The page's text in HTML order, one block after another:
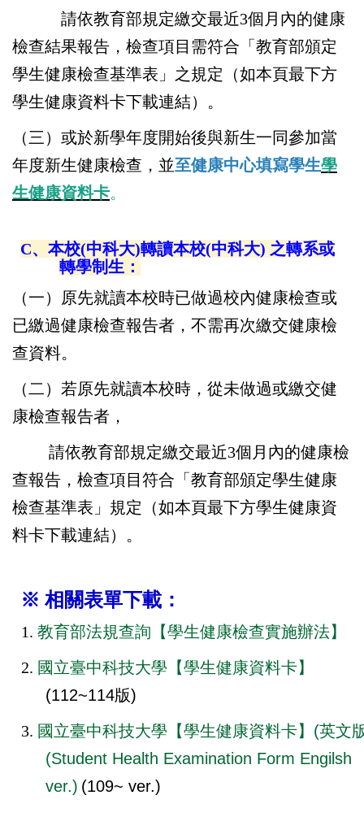
請依教育部規定繳交最近3個月內的健康
檢查結果報告，檢查項目需符合「教育部頒定
學生健康檢查基準表」之規定（如本頁最下方
學生健康資料卡下載連結）。
（三）或於新學年度開始後與新生一同參加當
年度新生健康檢查，並至健康中心填寫學生學
生健康資料卡。
C、本校(中科大)轉讀本校(中科大) 之轉系或
轉學制生：
（一）原先就讀本校時已做過校內健康檢查或
已繳過健康檢查報告者，不需再次繳交健康檢
查資料。
（二）若原先就讀本校時，從未做過或繳交健
康檢查報告者，
請依教育部規定繳交最近3個月內的健康檢
查報告，檢查項目符合「教育部頒定學生健康
檢查基準表」規定（如本頁最下方學生健康資
料卡下載連結） 。
※ 相關表單下載：
1. 教育部法規查詢【學生健康檢查實施辦法】
2. 國立臺中科技大學【學生健康資料卡】
(112~114版)
3. 國立臺中科技大學【學生健康資料卡】(英文
(Student Health Examination Form Engilsh
ver.) (109~ ver.)